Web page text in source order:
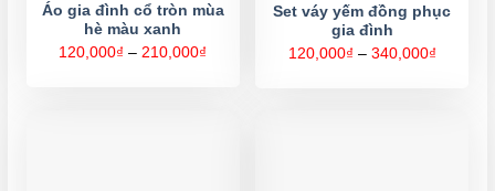
Áo gia đình cổ tròn mùa
hè màu xanh
120,000₫ – 210,000₫
Set váy yếm đồng phục
gia đình
120,000₫ – 340,000₫Khoảng